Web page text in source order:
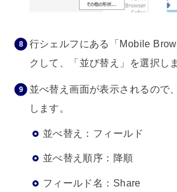
行シェルフにある「Mobile
クして、「並び替え」を選択し
並べ替え画面が表示されるので
します。
並べ替え：フィールド
並べ替え順序：降順
フィールド名：Share